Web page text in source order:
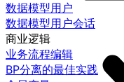
数据模型用户
数据模型用户会话
商业逻辑
业务流程编辑
BP分离的最佳实践